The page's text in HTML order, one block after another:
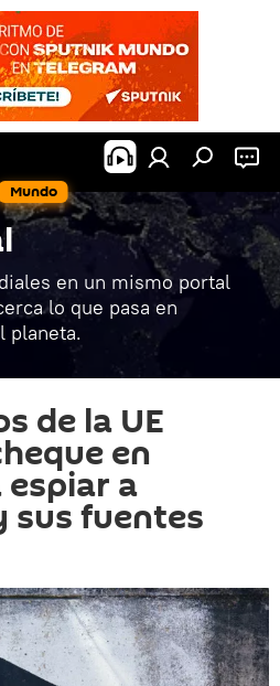
Mundo
en un mismo portal
lo que pasa en
planeta.
de la UE
en
a
sus fuentes